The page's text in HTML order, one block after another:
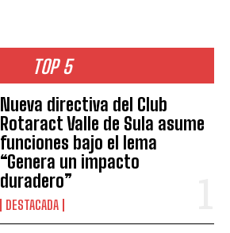
TOP 5
Nueva directiva del Club
Rotaract Valle de Sula asume
funciones bajo el lema
“Genera un impacto
duradero”
DESTACADA